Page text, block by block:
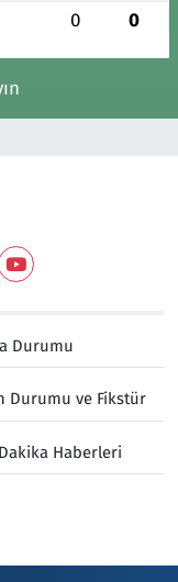
0 0
Durumu
Durumu ve Fikstür
Haberleri